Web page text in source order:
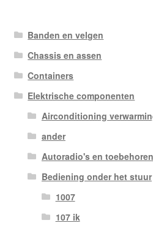
Banden en velgen
Chassis en assen
Containers
Elektrische componenten
Airconditioning
ander
Autoradio's en toebehoren
Bediening onder het stuur
1007
107 ik